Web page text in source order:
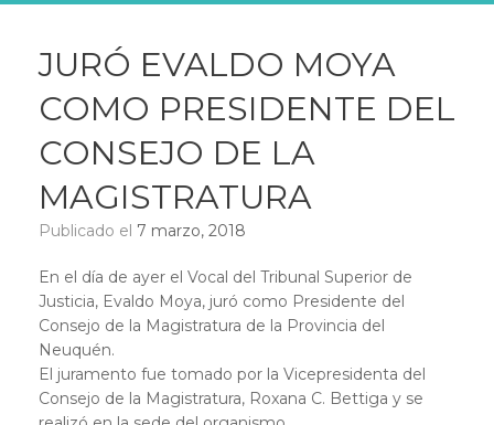
JURÓ EVALDO MOYA
COMO PRESIDENTE DEL
CONSEJO DE LA
MAGISTRATURA
Publicado el 7 marzo, 2018
En el día de ayer el Vocal del Tribunal Superior de
Justicia, Evaldo Moya, juró como Presidente del
Consejo de la Magistratura de la Provincia del
Neuquén.
El juramento fue tomado por la Vicepresidenta del
Consejo de la Magistratura, Roxana C. Bettiga y se